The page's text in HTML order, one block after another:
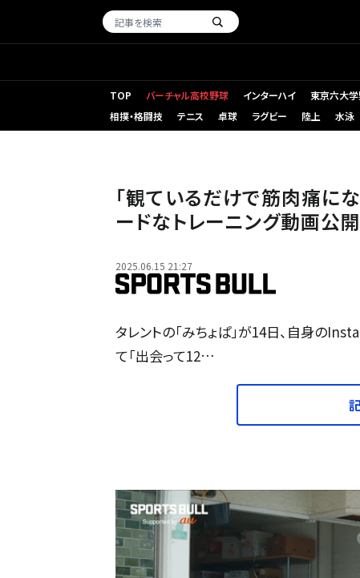
TOP バーチャル高校野球 インターハイ 東京六大
相撲・格闘技
テニス 卓球 ラグビー 陸上 水泳
「観ているだけで筋肉痛に
ードなトレーニング動画公
2025.06.15 21:27
タレントの「みちょぱ」が14日、自身の
て「出会って12…